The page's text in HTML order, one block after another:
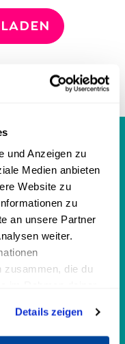
und Anzeigen zu
Medien anbieten
Website zu
zu
an unsere Partner
weiter.
zusammen, die du
Details zeigen